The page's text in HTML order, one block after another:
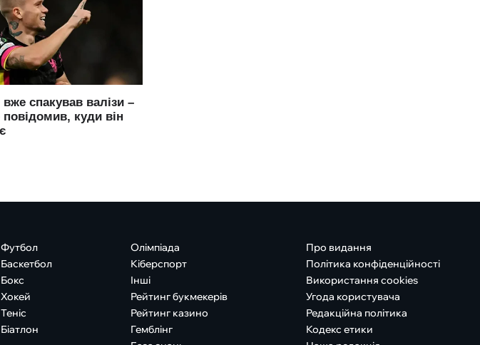
Футбол
Баскетбол
Бокс
Хокей
Теніс
Біатлон
Олімпіада
Кіберспорт
Інші
Рейтинг букмекерів
Рейтинг казино
Гемблінг
Про видання
Політика конфіденційності
Використання cookies
Угода користувача
Редакційна політика
Кодекс етики